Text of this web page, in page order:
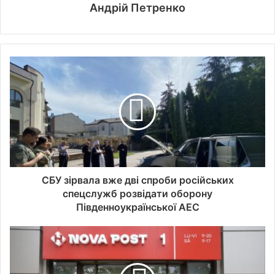
Андрій Петренко
СБУ зірвала вже дві спроби російських
спецслужб розвідати оборону
Південноукраїнської АЕС